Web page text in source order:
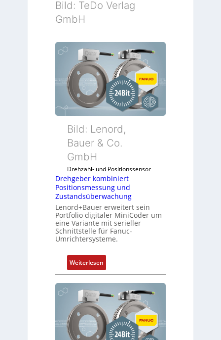
Bild: TeDo Verlag
GmbH
Bild: Lenord,
Bauer & Co.
GmbH
Drehzahl- und Positionssensor
Drehgeber kombiniert
Positionsmessung und
Zustandsüberwachung
Lenord+Bauer erweitert sein
Portfolio digitaler MiniCoder um
eine Variante mit serieller
Schnittstelle für Fanuc-
Umrichtersysteme.
Weiterlesen:
D
r
e
g
e
b